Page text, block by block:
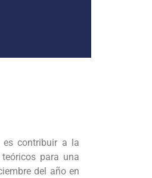
es contribuir a la
para una
del año en